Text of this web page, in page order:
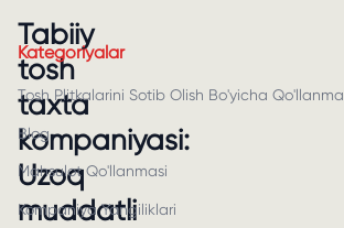
Tabiiy
tosh
taxta
kompaniyasi:
Uzoq
muddatli
Kategoriyalar
Tosh Plitkalarini Sotib Olish Bo'yicha Qo'llanma
Blog
Mahsulot Qo'llanmasi
Kompaniya Yangiliklari